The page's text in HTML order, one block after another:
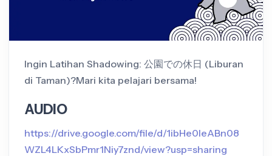
Ingin Latihan Shadowing: 公園での休日 (Liburan
di Taman)?Mari kita pelajari bersama!
AUDIO
https://drive.google.com/file/d/1ibHe0IeABn08
WZL4LKxSbPmr1Niy7znd/view?usp=sharing